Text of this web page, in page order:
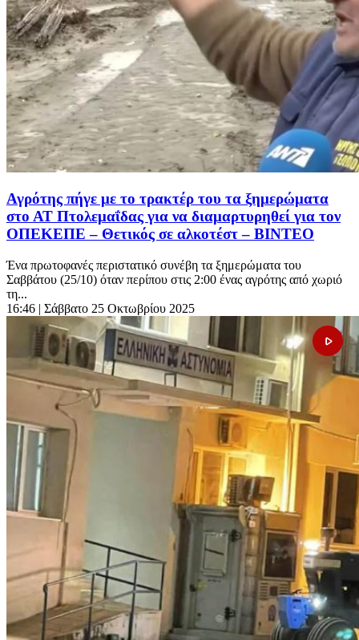
Αγρότης πήγε με το τρακτέρ του τα ξημερώματα
στο ΑΤ Πτολεμαΐδας για να διαμαρτυρηθεί για τον
ΟΠΕΚΕΠΕ – Θετικός σε αλκοτέστ – ΒΙΝΤΕΟ
Ένα πρωτοφανές περιστατικό συνέβη τα ξημερώματα του
Σαββάτου (25/10) όταν περίπου στις 2:00 ένας αγρότης από χωριό
τη...
16:46 | Σάββατο 25 Οκτωβρίου 2025